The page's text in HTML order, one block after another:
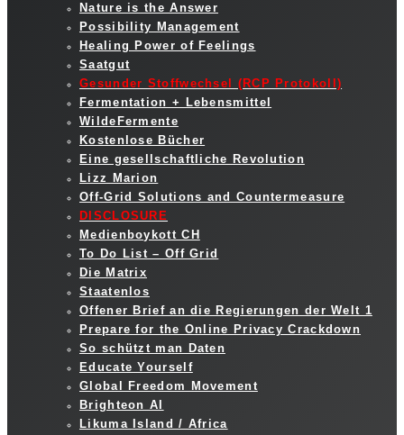
Nature is the Answer
Possibility Management
Healing Power of Feelings
Saatgut
Gesunder Stoffwechsel (RCP Protokoll)
Fermentation + Lebensmittel
WildeFermente
Kostenlose Bücher
Eine gesellschaftliche Revolution
Lizz Marion
Off-Grid Solutions and Countermeasure
DISCLOSURE
Medienboykott CH
To Do List – Off Grid
Die Matrix
Staatenlos
Offener Brief an die Regierungen der Welt 1
Prepare for the Online Privacy Crackdown
So schützt man Daten
Educate Yourself
Global Freedom Movement
Brighteon AI
Likuma Island / Africa